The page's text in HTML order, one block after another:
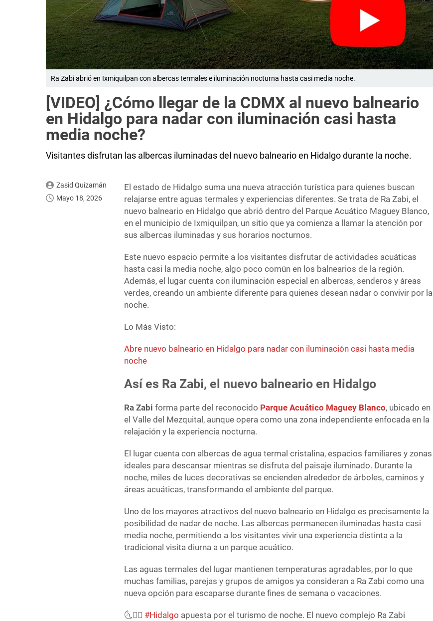
Ra Zabi abrió en Ixmiquilpan con albercas termales e iluminación nocturna hasta casi media noche.
[VIDEO] ¿Cómo llegar de la CDMX al nuevo balneario
en Hidalgo para nadar con iluminación casi hasta
media noche?
Visitantes disfrutan las albercas iluminadas del nuevo balneario en Hidalgo durante la noche.
Zasid Quizamán
Mayo 18, 2026
El estado de Hidalgo suma una nueva atracción turística para quienes buscan
relajarse entre aguas termales y experiencias diferentes. Se trata de Ra Zabi, el
nuevo balneario en Hidalgo que abrió dentro del Parque Acuático Maguey Blanco,
en el municipio de Ixmiquilpan, un sitio que ya comienza a llamar la atención por
sus albercas iluminadas y sus horarios nocturnos.
Este nuevo espacio permite a los visitantes disfrutar de actividades acuáticas
hasta casi la media noche, algo poco común en los balnearios de la región.
Además, el lugar cuenta con iluminación especial en albercas, senderos y áreas
verdes, creando un ambiente diferente para quienes desean nadar o convivir por la
noche.
Lo Más Visto:
Abre nuevo balneario en Hidalgo para nadar con iluminación casi hasta media
noche
Así es Ra Zabi, el nuevo balneario en Hidalgo
Ra Zabiforma parte del reconocido Parque Acuático Maguey Blanco, ubicado en
el Valle del Mezquital, aunque opera como una zona independiente enfocada en la
relajación y la experiencia nocturna.
El lugar cuenta con albercas de agua termal cristalina, espacios familiares y zonas
ideales para descansar mientras se disfruta del paisaje iluminado. Durante la
noche, miles de luces decorativas se encienden alrededor de árboles, caminos y
áreas acuáticas, transformando el ambiente del parque.
Uno de los mayores atractivos del nuevo balneario en Hidalgo es precisamente la
posibilidad de nadar de noche. Las albercas permanecen iluminadas hasta casi
media noche, permitiendo a los visitantes vivir una experiencia distinta a la
tradicional visita diurna a un parque acuático.
Las aguas termales del lugar mantienen temperaturas agradables, por lo que
muchas familias, parejas y grupos de amigos ya consideran a Ra Zabi como una
nueva opción para escaparse durante fines de semana o vacaciones.
🌜🏊‍♀️ #Hidalgo apuesta por el turismo de noche. El nuevo complejo Ra Zabi